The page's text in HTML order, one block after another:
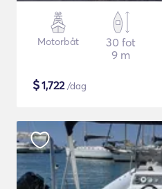
Motorbåt
30 fot
9 m
$1,722/dag